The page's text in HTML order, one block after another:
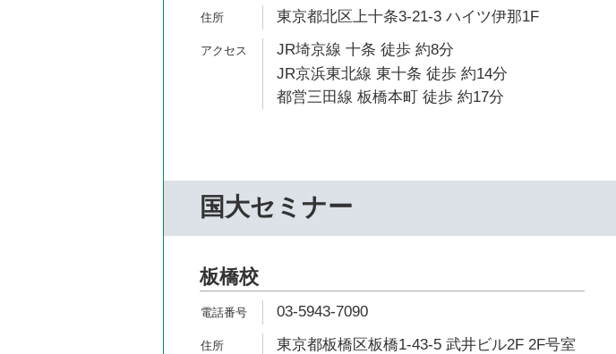
東京都北区上十条3-21-3 ハイツ伊那1F
JR埼京線 十条 徒歩 約8分
JR京浜東北線 東十条 徒歩 約14分
都営三田線 板橋本町 徒歩 約17分
国大セミナー
板橋校
03-5943-7090
東京都板橋区板橋1-43-5 武井ビル2F 2F号室